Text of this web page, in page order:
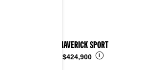
2024 MAVERICK SPORT
$424,900 i